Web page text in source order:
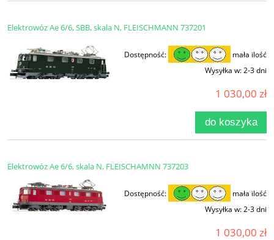
Elektrowóz Ae 6/6, SBB, skala N, FLEISCHMANN 737201
Dostępność:
mała ilość
Wysyłka w:2-3 dni
1 030,00 zł
do koszyka
Elektrowóz Ae 6/6, skala N, FLEISCHAMNN 737203
Dostępność:
mała ilość
Wysyłka w:2-3 dni
1 030,00 zł